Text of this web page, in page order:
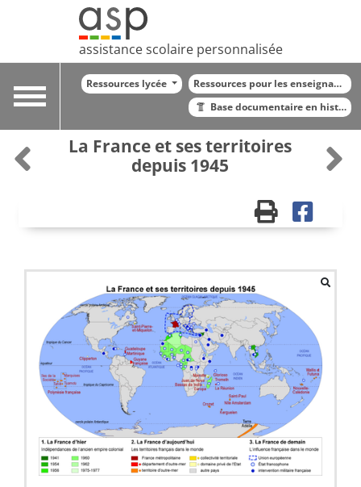
assistance scolaire personnalisée
Toggle
Ressources lycée
Ressources pour les enseignants
Base documentaire en histoire
La France et ses territoires
depuis 1945